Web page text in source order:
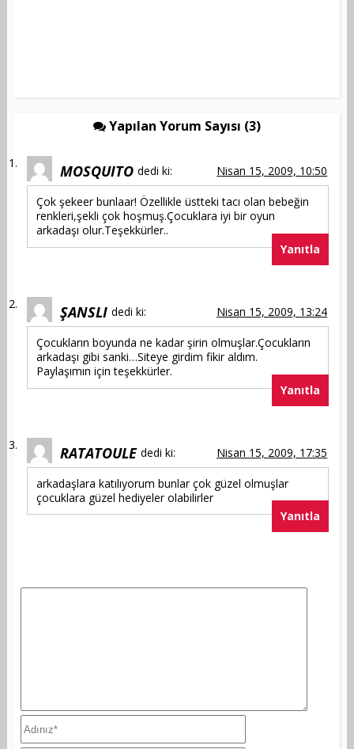
Yapılan Yorum Sayısı (3)
MOSQUITO dedi ki: Nisan 15, 2009, 10:50
Çok şekeer bunlaar! Özellikle üstteki tacı olan bebeğin
renkleri,şekli çok hoşmuş.Çocuklara iyi bir oyun
arkadaşı olur.Teşekkürler..
Yanıtla
ŞANSLI dedi ki: Nisan 15, 2009, 13:24
Çocukların boyunda ne kadar şirin olmuşlar.Çocukların
arkadaşı gibi sanki…Siteye girdim fikir aldım.
Paylaşımın için teşekkürler.
Yanıtla
RATATOULE dedi ki: Nisan 15, 2009, 17:35
arkadaşlara katılıyorum bunlar çok güzel olmuşlar
çocuklara güzel hediyeler olabilirler
Yanıtla